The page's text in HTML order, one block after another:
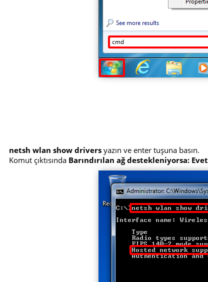
netsh wlan show drivers yazın ve enter tuşuna basın.
Komut çıktısında Barındırılan ağ destekleniyorsa: Evet